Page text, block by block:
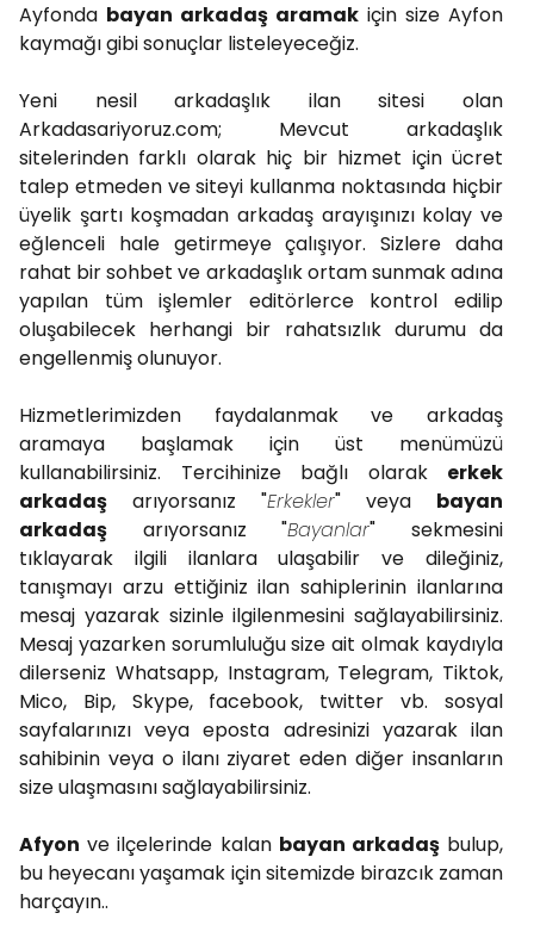
Ayfonda bayan arkadaş aramak için size Ayfon
kaymağı gibi sonuçlar listeleyeceğiz.
Yeni nesil arkadaşlık ilan sitesi olan
Arkadasariyoruz.com; Mevcut arkadaşlık
sitelerinden farklı olarak hiç bir hizmet için ücret
talep etmeden ve siteyi kullanma noktasında hiçbir
üyelik şartı koşmadan arkadaş arayışınızı kolay ve
eğlenceli hale getirmeye çalışıyor. Sizlere daha
rahat bir sohbet ve arkadaşlık ortam sunmak adına
yapılan tüm işlemler editörlerce kontrol edilip
oluşabilecek herhangi bir rahatsızlık durumu da
engellenmiş olunuyor.
Hizmetlerimizden faydalanmak ve arkadaş
aramaya başlamak için üst menümüzü
kullanabilirsiniz. Tercihinize bağlı olarak erkek
arkadaş arıyorsanız "Erkekler" veya bayan
arkadaş arıyorsanız "Bayanlar" sekmesini
tıklayarak ilgili ilanlara ulaşabilir ve dileğiniz,
tanışmayı arzu ettiğiniz ilan sahiplerinin ilanlarına
mesaj yazarak sizinle ilgilenmesini sağlayabilirsiniz.
Mesaj yazarken sorumluluğu size ait olmak kaydıyla
dilerseniz Whatsapp, Instagram, Telegram, Tiktok,
Mico, Bip, Skype, facebook, twitter vb. sosyal
sayfalarınızı veya eposta adresinizi yazarak ilan
sahibinin veya o ilanı ziyaret eden diğer insanların
size ulaşmasını sağlayabilirsiniz.
Afyon ve ilçelerinde kalan bayan arkadaşbulup,
bu heyecanı yaşamak için sitemizde birazcık zaman
harçayın..